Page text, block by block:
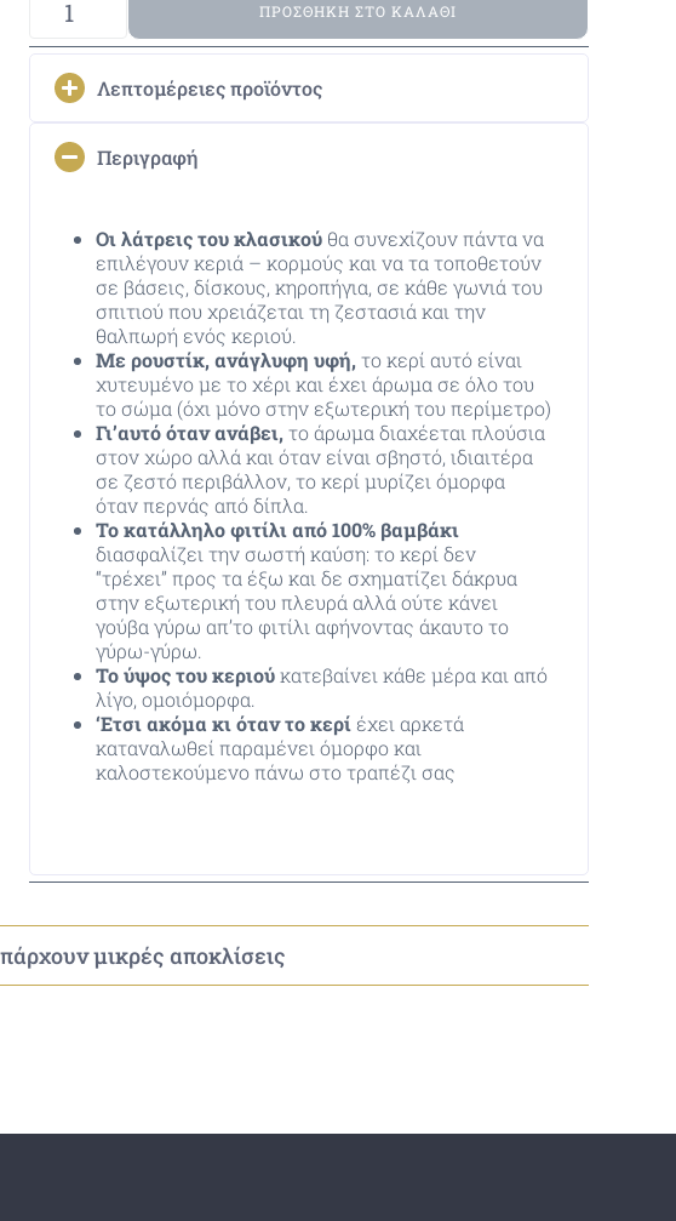
ΠΡΟΣΘΉΚΗ ΣΤΟ ΚΑΛΆΘΙ
Λεπτομέρειες προϊόντος
Περιγραφή
Οι λάτρεις του κλασικού θα συνεχίζουν πάντα να
επιλέγουν κεριά – κορμούς και να τα τοποθετούν
σε βάσεις, δίσκους, κηροπήγια, σε κάθε γωνιά του
σπιτιού που χρειάζεται τη ζεστασιά και την
θαλπωρή ενός κεριού.
Με ρουστίκ, ανάγλυφη υφή, το κερί αυτό είναι
χυτευμένο με το χέρι και έχει άρωμα σε όλο του
το σώμα (όχι μόνο στην εξωτερική του περίμετρο)
Γι’αυτό όταν ανάβει, το άρωμα διαχέεται πλούσια
στον χώρο αλλά και όταν είναι σβηστό, ιδιαιτέρα
σε ζεστό περιβάλλον, το κερί μυρίζει όμορφα
όταν περνάς από δίπλα.
Το κατάλληλο φιτίλι από 100% βαμβάκι
διασφαλίζει την σωστή καύση: το κερί δεν
“τρέχει” προς τα έξω και δε σχηματίζει δάκρυα
στην εξωτερική του πλευρά αλλά ούτε κάνει
γούβα γύρω απ’το φιτίλι αφήνοντας άκαυτο το
γύρω-γύρω.
Το ύψος του κεριούκατεβαίνει κάθε μέρα και από
λίγο, ομοιόμορφα.
‘Ετσι ακόμα κι όταν το κερί έχει αρκετά
καταναλωθεί παραμένει όμορφο και
καλοστεκούμενο πάνω στο τραπέζι σας
μικρές αποκλίσεις